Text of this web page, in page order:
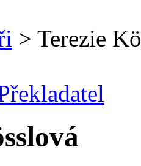
> Terezie